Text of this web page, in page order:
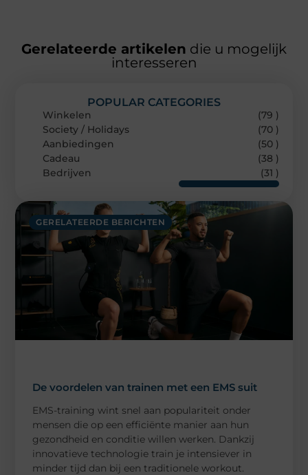
Gerelateerde artikelen die u mogelijk
interesseren
GERELATEERDE BERICHTEN
De voordelen van trainen met een EMS suit
EMS-training wint snel aan populariteit onder
mensen die op een efficiënte manier aan hun
gezondheid en conditie willen werken. Dankzij
innovatieve technologie train je intensiever in
minder tijd dan bij een traditionele workout.
POPULAR CATEGORIES
Winkelen
(79 )
Society / Holidays
(70 )
Aanbiedingen
(50 )
Cadeau
(38 )
Bedrijven
(31 )